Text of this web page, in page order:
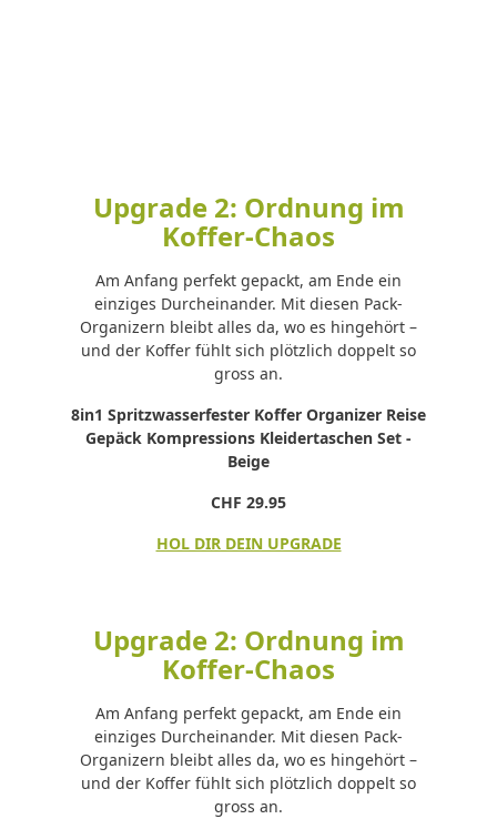
Upgrade 2: Ordnung im
Koffer-Chaos
Am Anfang perfekt gepackt, am Ende ein
einziges Durcheinander. Mit diesen Pack-
Organizern bleibt alles da, wo es hingehört –
und der Koffer fühlt sich plötzlich doppelt so
gross an.
8in1 Spritzwasserfester Koffer Organizer Reise
Gepäck Kompressions Kleidertaschen Set -
Beige
CHF 29.95
HOL DIR DEIN UPGRADE
Upgrade 2: Ordnung im
Koffer-Chaos
Am Anfang perfekt gepackt, am Ende ein
einziges Durcheinander. Mit diesen Pack-
Organizern bleibt alles da, wo es hingehört –
und der Koffer fühlt sich plötzlich doppelt so
gross an.